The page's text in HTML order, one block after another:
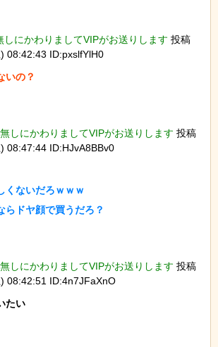
しにかわりましてVIPがお送りします 投稿
08:42:43 ID:pxslfYlH0
しにかわりましてVIPがお送りします 投稿
08:47:44 ID:HJvA8BBv0
くないだろｗｗｗ
しにかわりましてVIPがお送りします 投稿
08:42:51 ID:4n7JFaXnO
たい